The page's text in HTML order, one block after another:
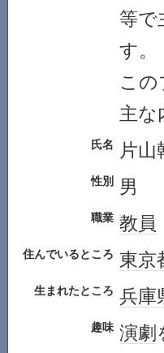
等で
す。
この
主な
氏名 片山
性別 男
職業 教員
住んでいるところ 東京
生まれたところ 兵庫
趣味 演劇